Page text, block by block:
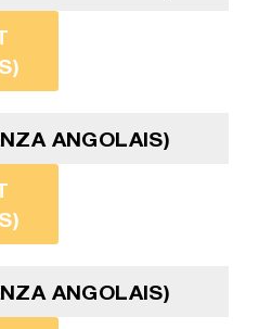
ANGOLAIS)
ANGOLAIS)